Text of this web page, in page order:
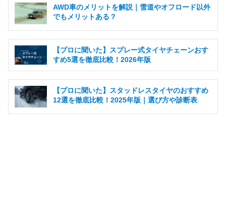
AWD車のメリットを解説｜雪道やオフロード以外
でもメリットある？
【プロに聞いた】スプレー式タイヤチェーンおす
すめ5選を徹底比較！2026年版
【プロに聞いた】スタッドレスタイヤのおすすめ
12選を徹底比較！2025年版｜選び方や診断表